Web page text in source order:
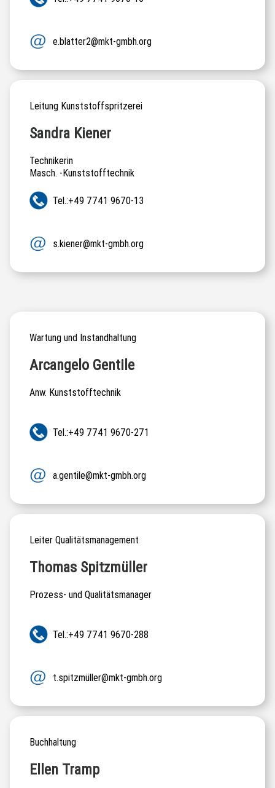
e.blatter2@mkt-gmbh.org
Leitung Kunststoffspritzerei
Sandra Kiener
Technikerin
Masch. -Kunststofftechnik
Tel.:+49 7741 9670-13
s.kiener@mkt-gmbh.org
Wartung und Instandhaltung
Arcangelo Gentile
Anw. Kunststofftechnik
Tel.:+49 7741 9670-271
a.gentile@mkt-gmbh.org
Leiter Qualitätsmanagement
Thomas Spitzmüller
Prozess- und Qualitätsmanager
Tel.:+49 7741 9670-288
t.spitzmüller@mkt-gmbh.org
Buchhaltung
Ellen Tramp